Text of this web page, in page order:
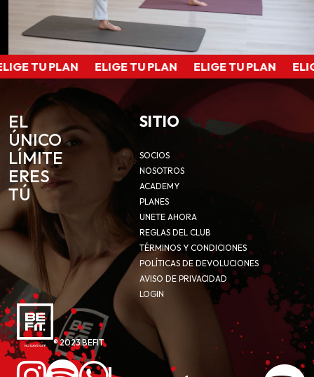
TU PLAN ELIGE TU PLAN ELIGE TU PLAN
EL
ÚNICO
LÍMITE
ERES
TÚ
SITIO
SOCIOS
NOSOTROS
ACADEMY
PLANES
UNETE AHORA
REGLAS DEL CLUB
TÉRMINOS Y CONDICIONES
POLÍTICAS DE DEVOLUCIONES
AVISO DE PRIVACIDAD
LOGIN
® 2023 BEFIT